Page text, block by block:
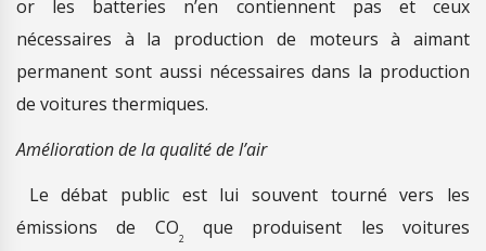
or les batteries n’en contiennent pas et ceux
nécessaires à la production de moteurs à aimant
permanent sont aussi nécessaires dans la production
de voitures thermiques.
Amélioration de la qualité de l’air
Le débat public est lui souvent tourné vers les
émissions de CO2
que produisent les voitures